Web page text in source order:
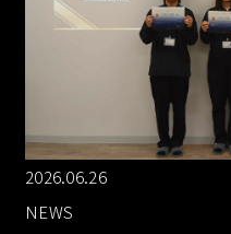
2026.06.26
NEWS